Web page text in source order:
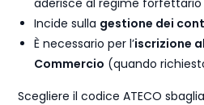
aderisce al regime forfettario
Incide sulla gestione dei
È necessario per l’iscrizione
Commercio (quando
Scegliere il codice ATECO